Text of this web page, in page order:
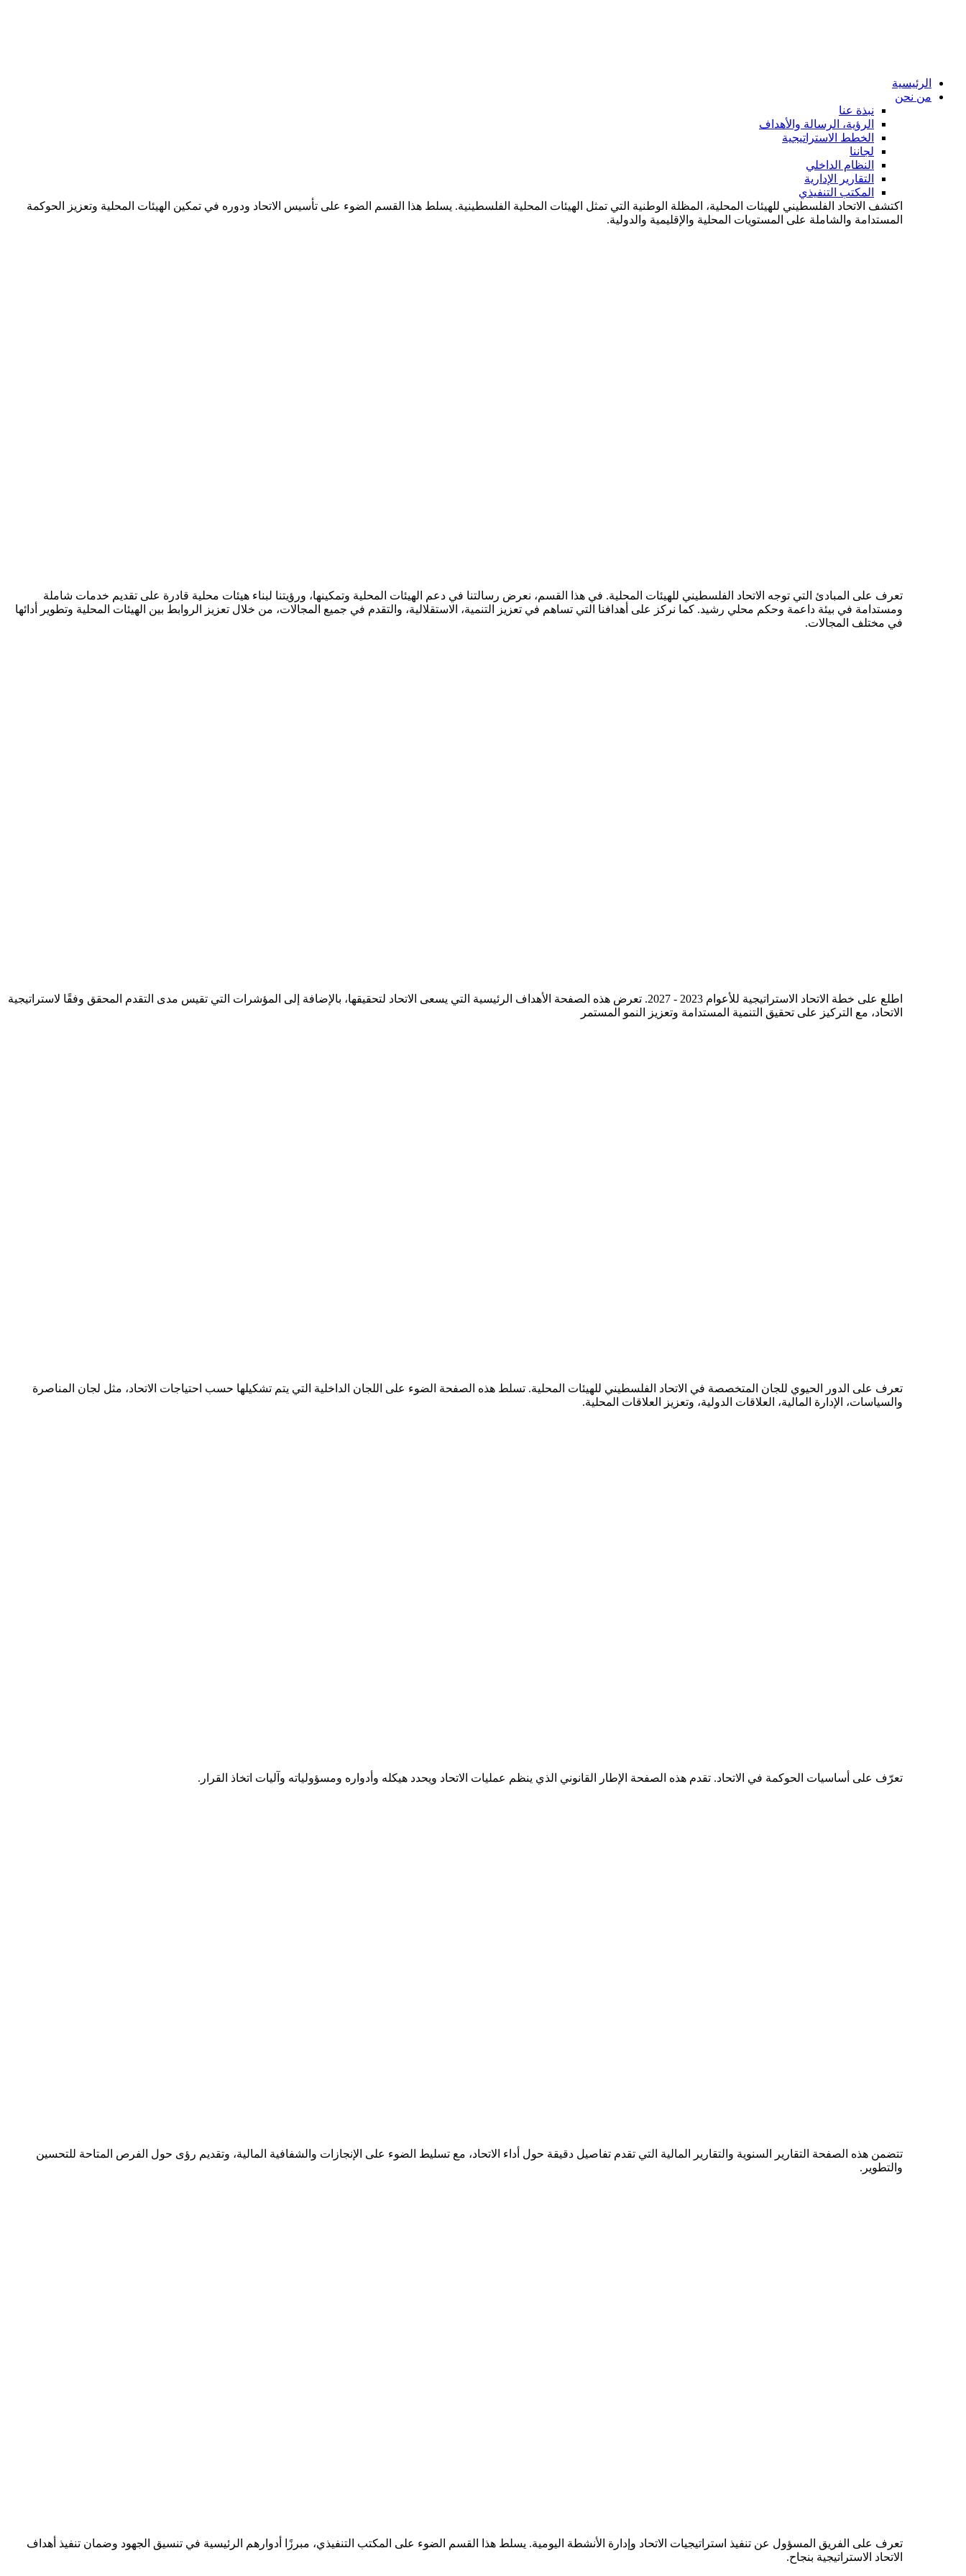
الرئيسية
من نحن
نبذة عنا
الرؤية، الرسالة والأهداف
الخطط الاستراتيجية
لجاننا
النظام الداخلي
التقارير الإدارية
المكتب التنفيذي
اكتشف الاتحاد الفلسطيني للهيئات المحلية، المظلة الوطنية التي تمثل الهيئات المحلية الفلسطينية. يسلط هذا القسم الضوء على تأسيس الاتحاد ودوره في تمكين الهيئات المحلية وتعزيز الحوكمة
المستدامة والشاملة على المستويات المحلية والإقليمية والدولية.
تعرف على المبادئ التي توجه الاتحاد الفلسطيني للهيئات المحلية. في هذا القسم، نعرض رسالتنا في دعم الهيئات المحلية وتمكينها، ورؤيتنا لبناء هيئات محلية قادرة على تقديم خدمات شاملة
ومستدامة في بيئة داعمة وحكم محلي رشيد. كما نركز على أهدافنا التي تساهم في تعزيز التنمية، الاستقلالية، والتقدم في جميع المجالات، من خلال تعزيز الروابط بين الهيئات المحلية وتطوير أدائها
في مختلف المجالات.
اطلع على خطة الاتحاد الاستراتيجية للأعوام 2023 - 2027. تعرض هذه الصفحة الأهداف الرئيسية التي يسعى الاتحاد لتحقيقها، بالإضافة إلى المؤشرات التي تقيس مدى التقدم المحقق وفقًا لاستراتيجية
الاتحاد، مع التركيز على تحقيق التنمية المستدامة وتعزيز النمو المستمر
تعرف على الدور الحيوي للجان المتخصصة في الاتحاد الفلسطيني للهيئات المحلية. تسلط هذه الصفحة الضوء على اللجان الداخلية التي يتم تشكيلها حسب احتياجات الاتحاد، مثل لجان المناصرة
والسياسات، الإدارة المالية، العلاقات الدولية، وتعزيز العلاقات المحلية.
تعرّف على أساسيات الحوكمة في الاتحاد. تقدم هذه الصفحة الإطار القانوني الذي ينظم عمليات الاتحاد ويحدد هيكله وأدواره ومسؤولياته وآليات اتخاذ القرار.
تتضمن هذه الصفحة التقارير السنوية والتقارير المالية التي تقدم تفاصيل دقيقة حول أداء الاتحاد، مع تسليط الضوء على الإنجازات والشفافية المالية، وتقديم رؤى حول الفرص المتاحة للتحسين
والتطوير.
تعرف على الفريق المسؤول عن تنفيذ استراتيجيات الاتحاد وإدارة الأنشطة اليومية. يسلط هذا القسم الضوء على المكتب التنفيذي، مبرزًا أدوارهم الرئيسية في تنسيق الجهود وضمان تنفيذ أهداف
الاتحاد الاستراتيجية بنجاح.